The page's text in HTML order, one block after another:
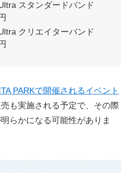
スタンダードバンド
クリエイターバンド
PARKで開催されるイベント
も実施される予定で、その際
らかになる可能性がありま